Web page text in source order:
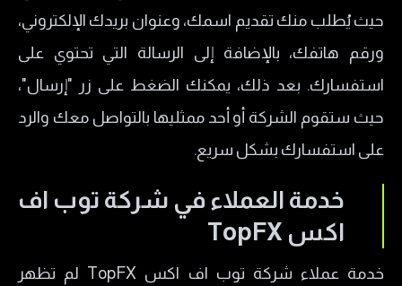
حيث يُطلب منك تقديم اسمك، وعنوان بريدك الإلكتروني،
ورقم هاتفك، بالإضافة إلى الرسالة التي تحتوي على
استفسارك. بعد ذلك، يمكنك الضغط على زر "إرسال"،
حيث ستقوم الشركة أو أحد ممثليها بالتواصل معك والرد
على استفسارك بشكل سريع.
خدمة العملاء في شركة توب اف
اكس TopFX
خدمة عملاء شركة توب اف اكس TopFX لم تظهر